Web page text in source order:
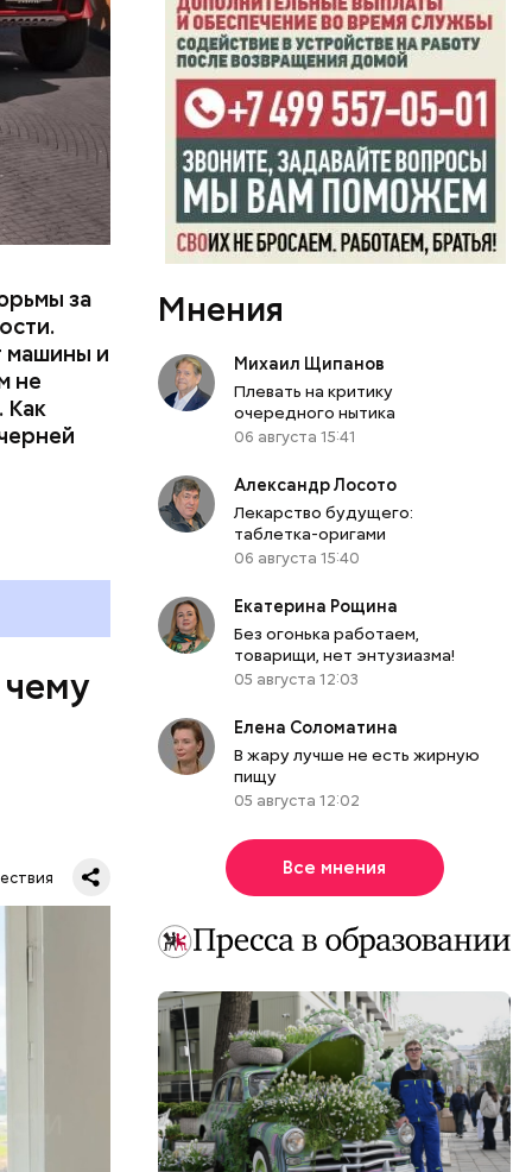
за
машины и
не
Как
в
сын
Мнения
Михаил Щипанов
Плевать на критику
очередного нытика
06 августа 15:41
Александр Лосото
Лекарство будущего:
таблетка-оригами
06 августа 15:40
Екатерина Рощина
Без огонька работаем,
товарищи, нет энтузиазма!
05 августа 12:03
Елена Соломатина
В жару лучше не есть жирную
пищу
05 августа 12:02
Все мнения